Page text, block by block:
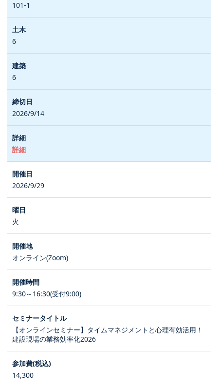
101-1
6
6
2026/9/14
詳細
2026/9/29
火
オンライン(Zoom)
9:30～16:30(受付9:00)
【オンラインセミナー】タイムマネジメントと心理有効活用！
建設現場の業務効率化2026
14,300